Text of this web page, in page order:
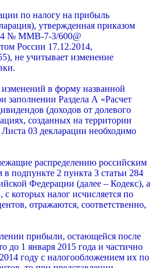
по налогу на прибыль
утвержденная приказом
№ ММВ-7-3/600@
России 17.12.2014,
не учитывает изменение
в форму названной
заполнении Раздела А «Расчет
(доходов от долевого
созданных на территории
03 декларации необходимо
распределению российским
подпункте 2 пункта 3 статьи 284
Федерации (далее – Кодекс), а
которых налог исчисляется по
отражаются, соответственно,
прибыли, остающейся после
до 1 января 2015 года и частично
году с налогообложением их по